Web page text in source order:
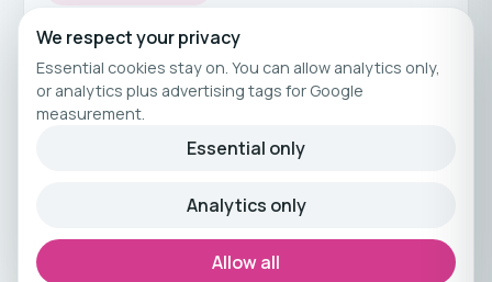
Fitnessurlaub
Fitness Urlaub
Fitnessreisen
© 2026 Reiseathleten
Kuratiertes Fitnessreisen-Angebot von
Reiseathleten.
We respect your privacy
Essential cookies stay on. You can allow analytics only,
or analytics plus advertising tags for Google
measurement.
Essential only
Analytics only
Allow all